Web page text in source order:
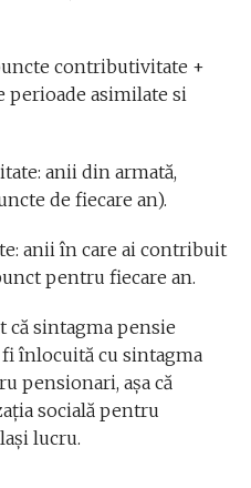
contributivitate +
perioade asimilate si
anii din armată,
de fiecare an).
anii în care ai contribuit
pentru fiecare an.
că sintagma pensie
înlocuită cu sintagma
pensionari, așa că
socială pentru
lucru.